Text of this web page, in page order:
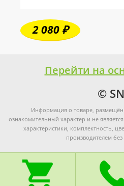
2 080 ₽
Перейти на
©
Информация о товаре,
ознакомительный характер и не
характеристики, комплектность,
производителем